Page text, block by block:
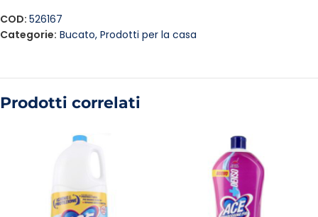
COD: 526167
Categorie: Bucato, Prodotti per la casa
Prodotti correlati